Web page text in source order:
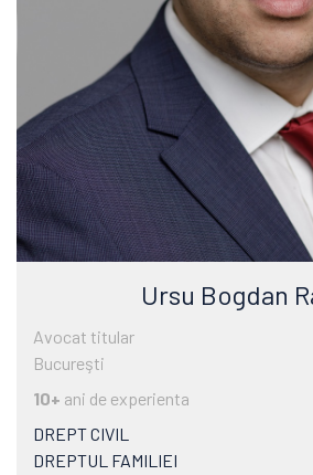
Ursu Bogdan
Avocat titular
Bucureşti
10+ ani de experienta
DREPT CIVIL
DREPTUL FAMILIEI